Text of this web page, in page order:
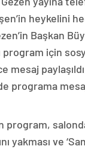
heykelini
Başkan
program için
mesaj
programa
program,
yakması ve